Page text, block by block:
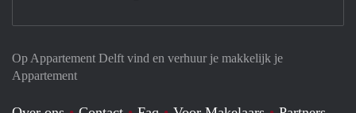
Op Appartement Delft vind en verhuur je makkelijk je
Appartement